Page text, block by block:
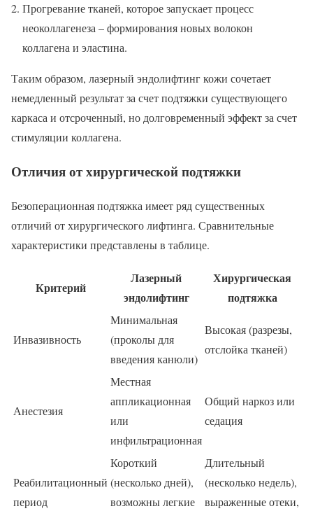
Прогревание тканей, которое запускает процесс
неоколлагенеза – формирования новых волокон
коллагена и эластина.
Таким образом, лазерный эндолифтинг кожи сочетает
немедленный результат за счет подтяжки существующего
каркаса и отсроченный, но долговременный эффект за счет
стимуляции коллагена.
Отличия от хирургической подтяжки
Безоперационная подтяжка имеет ряд существенных
отличий от хирургического лифтинга. Сравнительные
характеристики представлены в таблице.
Критерий
Лазерный
эндолифтинг
Хирургическая
подтяжка
Инвазивность
Минимальная
(проколы для
введения канюли)
Высокая (разрезы,
отслойка тканей)
Анестезия
Местная
аппликационная
или
инфильтрационная
Общий наркоз или
седация
Реабилитационный
период
Короткий
(несколько дней),
возможны легкие
Длительный
(несколько недель),
выраженные отеки,